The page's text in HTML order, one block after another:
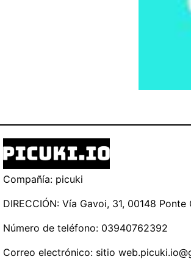
Compañía: picuki
DIRECCIÓN: Vía Gavoi, 31, 00148
Número de teléfono: 03940762392
Correo electrónico: sitio